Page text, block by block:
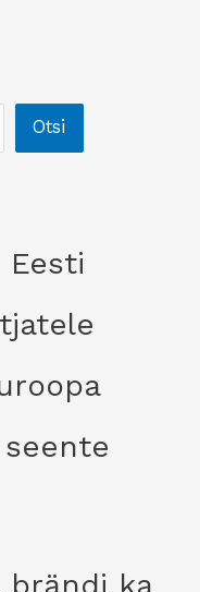
Otsi
Eesti